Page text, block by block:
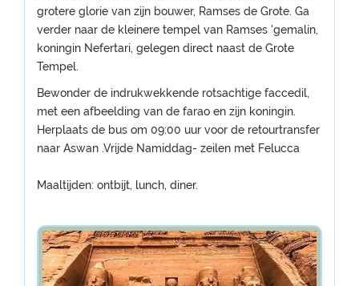
grotere glorie van zijn bouwer, Ramses de Grote. Ga
verder naar de kleinere tempel van Ramses 'gemalin,
koningin Nefertari, gelegen direct naast de Grote
Tempel.
Bewonder de indrukwekkende rotsachtige faccedil,
met een afbeelding van de farao en zijn koningin.
Herplaats de bus om 09:00 uur voor de retourtransfer
naar Aswan .Vrijde Namiddag- zeilen met Felucca
Maaltijden: ontbijt, lunch, diner.